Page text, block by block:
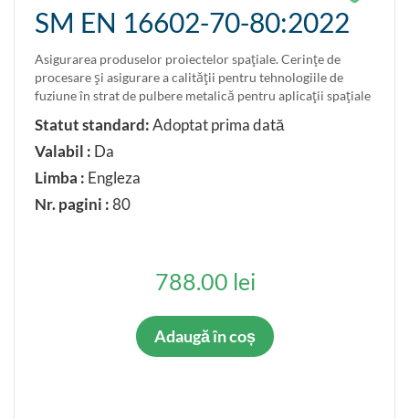
Suspendat parţial
Anulat
Anulat parţial
Confirmat
Inlocuit parţial
Restabilit
LIMBA ORIGINALĂ
SM EN 16602-70-80:2022
Asigurarea produselor proiectelor spaţiale. Cerinţe de
procesare şi asigurare a calităţii pentru tehnologiile de
fuziune în strat de pulbere metalică pentru aplicaţii spaţiale
Statut standard:Adoptat prima dată
Valabil : Da
Limba : Engleza
Nr. pagini :80
788.00 lei
Adaugă în coș